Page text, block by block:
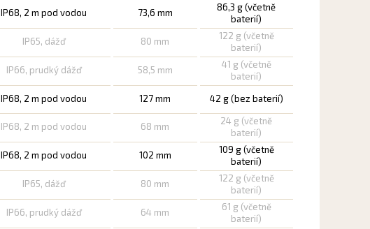
IP68, 2 m pod vodou 73,6 mm
86,3 g (včetně
baterií)
IP65, dážď 80 mm
122 g (včetně
baterií)
IP66, prudký dážď 58,5 mm
41 g (včetně
baterií)
IP68, 2 m pod vodou 127 mm 42 g (bez baterií)
IP68, 2 m pod vodou 68 mm
24 g (včetně
baterií)
IP68, 2 m pod vodou 102 mm
109 g (včetně
baterií)
IP65, dážď 80 mm
122 g (včetně
baterií)
IP66, prudký dážď 64 mm
61 g (včetně
baterií)